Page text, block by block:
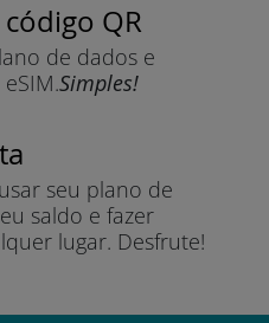
QR
de dados e
Simples!
seu plano de
saldo e fazer
lugar. Desfrute!